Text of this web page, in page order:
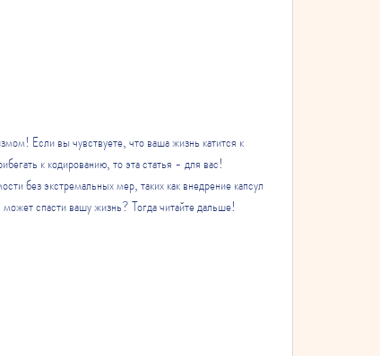
Если вы чувствуете, что ваша жизнь катится к
к кодированию, то эта статья - для вас!
без экстремальных мер, таких как внедрение капсул
спасти вашу жизнь? Тогда читайте дальше!